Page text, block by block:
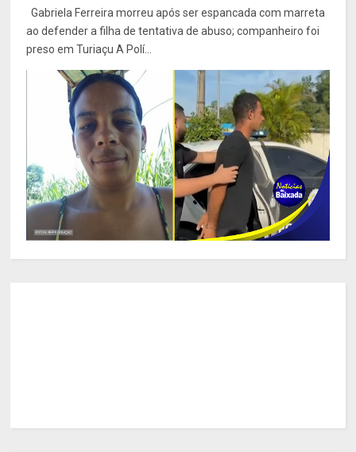
Gabriela Ferreira morreu após ser espancada com marreta
ao defender a filha de tentativa de abuso; companheiro foi
preso em Turiaçu A Polí...